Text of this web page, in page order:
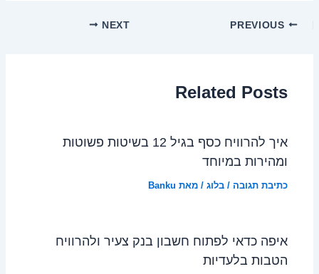
NEXT
Related Posts
איך להרוויח כסף בגיל 12 בשיטות פשוטות
ומהירות במיוחד
כתיבת תגובה /בלוג / מאת Banku
איפה כדאי לפתוח חשבון בנק צעיר ולהרוויח
הטבות בלעדיות